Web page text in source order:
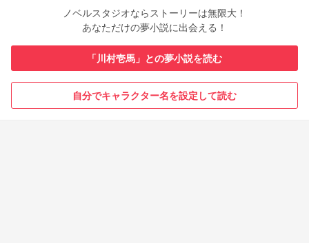
ノベルスタジオならストーリーは無限大！
あなただけの夢小説に出会える！
「川村壱馬」との夢小説を読む
自分でキャラクター名を設定して読む